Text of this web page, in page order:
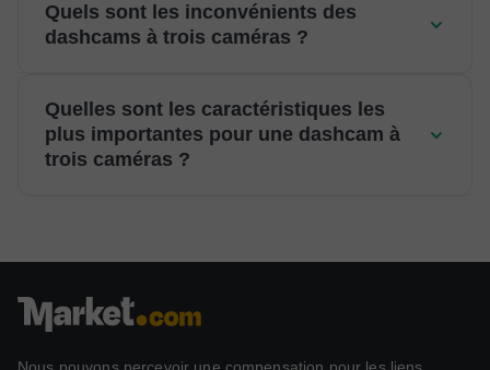
Quels sont les inconvénients des
dashcams à trois caméras ?
Quelles sont les caractéristiques les
plus importantes pour une dashcam à
trois caméras ?